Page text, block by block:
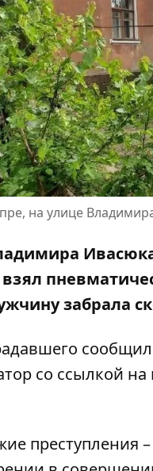
на улице
забрала
со ссылкой на
преступления